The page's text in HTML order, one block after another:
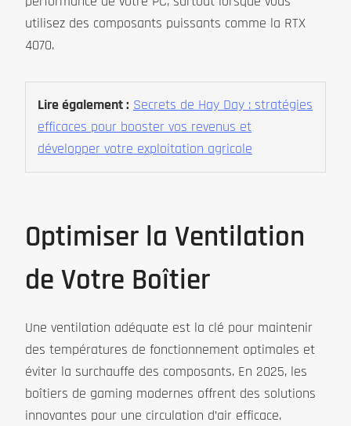
utilisez des composants puissants comme la RTX
4070.
Lire également : Secrets de Hay Day : stratégies
efficaces pour booster vos revenus et
développer votre exploitation agricole
Optimiser la Ventilation
de Votre Boîtier
Une ventilation adéquate est la clé pour maintenir
des températures de fonctionnement optimales et
éviter la surchauffe des composants. En 2025, les
boîtiers de gaming modernes offrent des solutions
innovantes pour une circulation d’air efficace.